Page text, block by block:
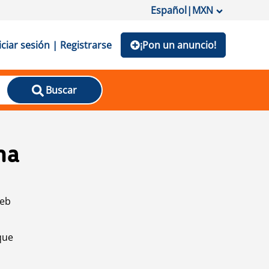
Español|MXN
sesión | Registrarse ¡Pon un anuncio!
Buscar